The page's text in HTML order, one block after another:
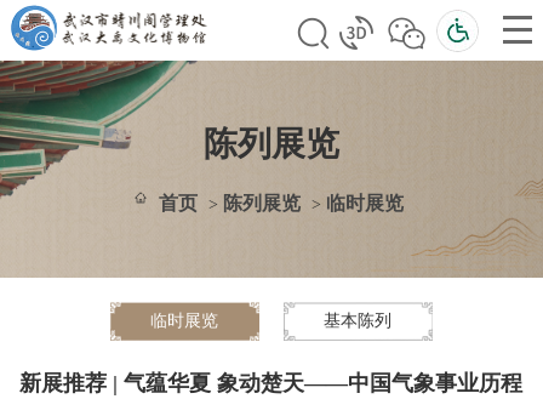
陈列展览
首页 > 陈列展览 > 临时展览
临时展览 基本陈列
新展推荐 | 气蕴华夏 象动楚天——中国气象事业历程